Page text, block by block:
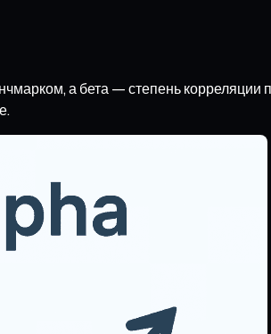
а бета — степень корреляции